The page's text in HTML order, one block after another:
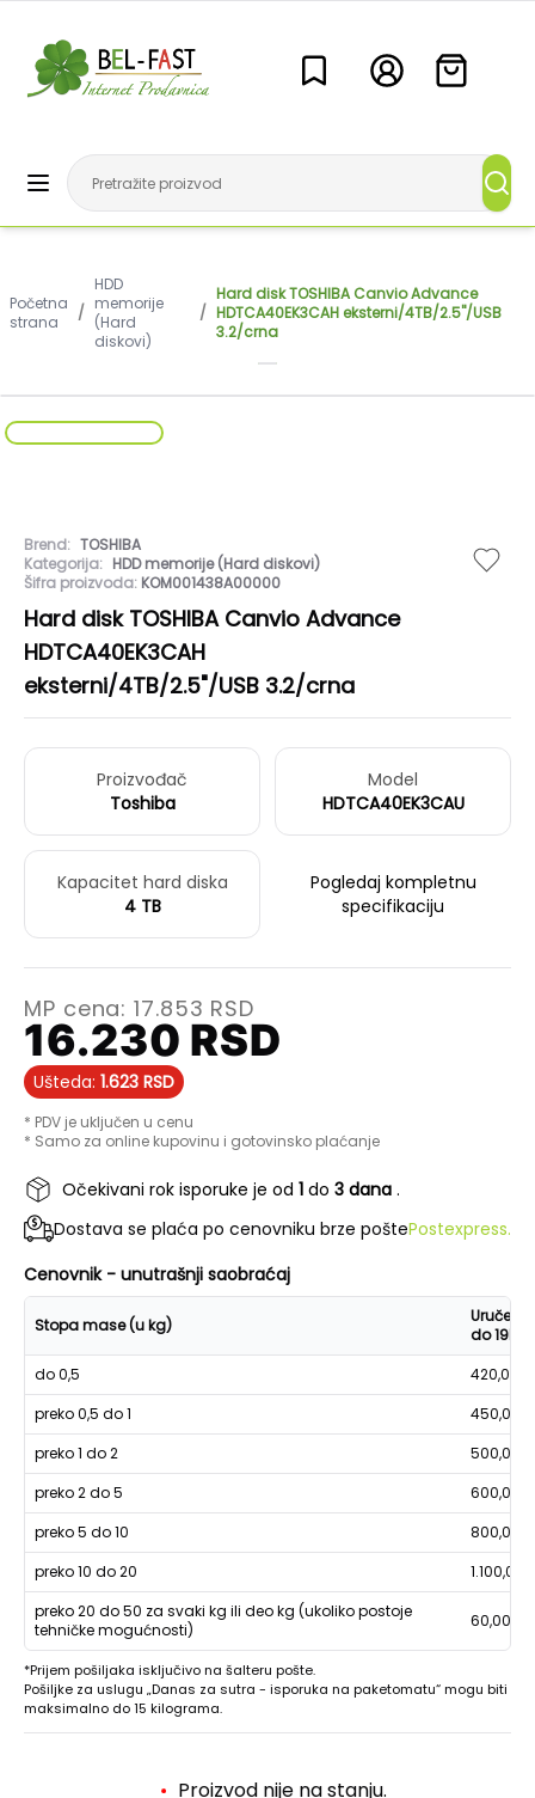
Početna
strana
/
HDD
memorije
(Hard
diskovi)
/
Hard disk TOSHIBA Canvio Advance
HDTCA40EK3CAH eksterni/4TB/2.5"/USB
3.2/crna
Brend: TOSHIBA
Kategorija: HDD memorije (Hard diskovi)
Šifra proizvoda: KOM001438A00000
Hard disk TOSHIBA Canvio Advance
HDTCA40EK3CAH
eksterni/4TB/2.5"/USB 3.2/crna
Proizvođač
Toshiba
Model
HDTCA40EK3CAU
Kapacitet hard diska
4 TB
Pogledaj kompletnu
specifikaciju
MP cena:17.853 RSD
16.230 RSD
Ušteda: 1.623 RSD
* PDV je uključen u cenu
* Samo za online kupovinu i gotovinsko plaćanje
Očekivani rok isporuke je od 1 do 3 dana .
Dostava se plaća po cenovniku brze poštePostexpress.
Cenovnik - unutrašnji saobraćaj
Stopa mase (u kg)
Uručenje
do 19h
do 0,5
420,00
preko 0,5 do 1
450,00
preko 1 do 2
500,00
preko 2 do 5
600,00
preko 5 do 10
800,00
preko 10 do 20
1.100,00
preko 20 do 50 za svaki kg ili deo kg (ukoliko postoje
tehničke mogućnosti)
60,00
*Prijem pošiljaka isključivo na šalteru pošte.
Pošiljke za uslugu „Danas za sutra - isporuka na paketomatu“ mogu biti
maksimalno do 15 kilograma.
Proizvod nije na stanju.